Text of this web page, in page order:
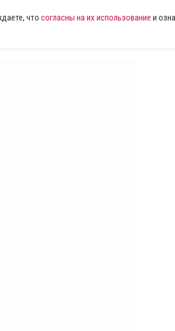
что согласны на их использование и